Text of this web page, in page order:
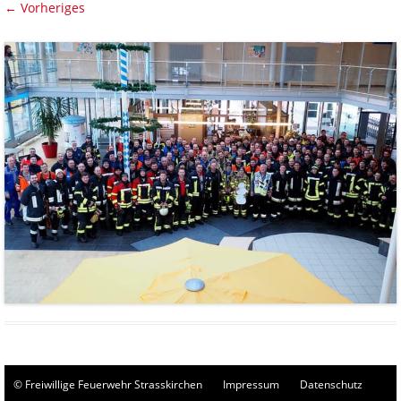
← Vorheriges
© Freiwillige Feuerwehr Strasskirchen Impressum Datenschutz